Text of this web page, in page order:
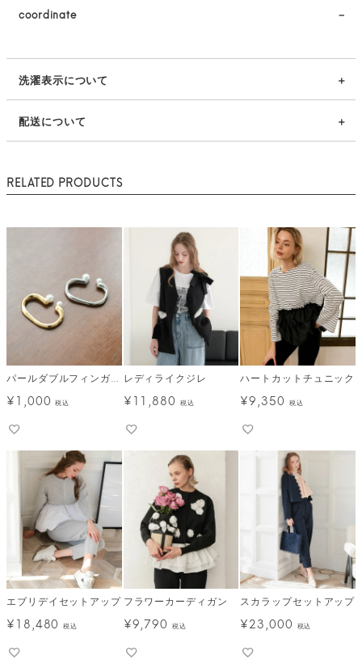
coordinate
洗濯表示について
配送について
RELATED PRODUCTS
¥1,000 税込
レディライクジレ
¥11,880 税込
ハートカットチュニック
¥9,350 税込
エブリデイセットアップ
¥18,480 税込
フラワーカーディガン
¥9,790 税込
スカラップセットアップ
¥23,000 税込